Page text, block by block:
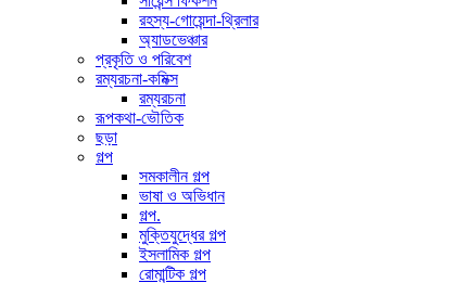
রহস্য-গোয়েন্দা-থ্রিলার
অ্যাডভেঞ্চার
প্রকৃতি ও পরিবেশ
রম্যরচনা-কমিক্স
রম্যরচনা
রূপকথা-ভৌতিক
ছড়া
গল্প
সমকালীন গল্প
ভাষা ও অভিধান
গল্প.
মুক্তিযুদ্ধের গল্প
ইসলামিক গল্প
রোমান্টিক গল্প